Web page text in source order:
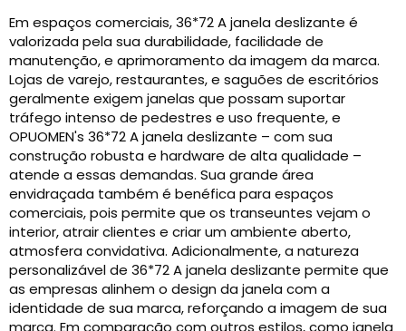
Em espaços comerciais, 36*72 A janela deslizante é
valorizada pela sua durabilidade, facilidade de
manutenção, e aprimoramento da imagem da marca.
Lojas de varejo, restaurantes, e saguões de escritórios
geralmente exigem janelas que possam suportar
tráfego intenso de pedestres e uso frequente, e
OPUOMEN's 36*72 A janela deslizante – com sua
construção robusta e hardware de alta qualidade –
atende a essas demandas. Sua grande área
envidraçada também é benéfica para espaços
comerciais, pois permite que os transeuntes vejam o
interior, atrair clientes e criar um ambiente aberto,
atmosfera convidativa. Adicionalmente, a natureza
personalizável de 36*72 A janela deslizante permite que
as empresas alinhem o design da janela com a
identidade de sua marca, reforçando a imagem de sua
marca. Em comparação com outros estilos, como janela